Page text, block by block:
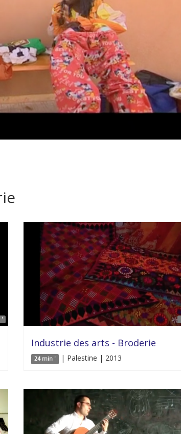
'
Industrie des arts - Broderie
24 min ' | Palestine | 2013